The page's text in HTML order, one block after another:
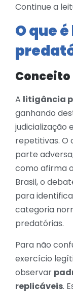
Continue a
O que
Conceito
A litigância
ganhando
judicialização
repetitivas. O
parte
como afirma
Brasil, o
para
categoria
predatórias.
Para não
exercício
observar
replicáveis.